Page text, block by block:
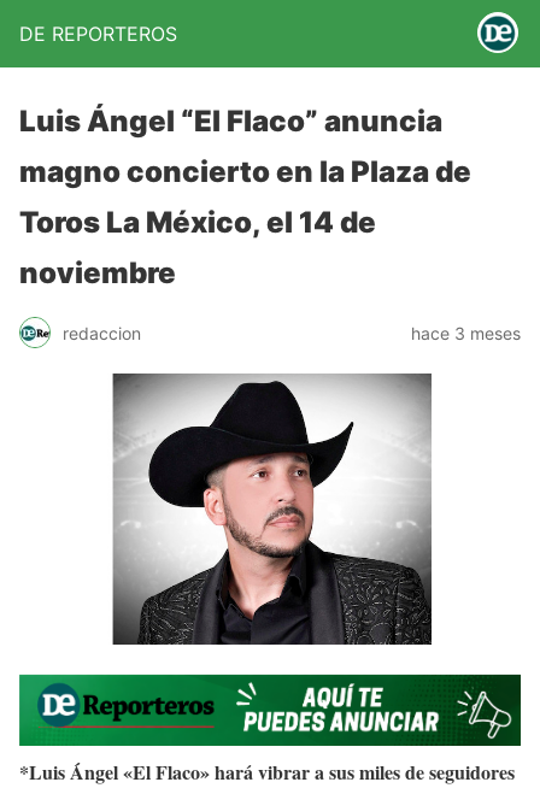
DE REPORTEROS
Luis Ángel “El Flaco” anuncia
magno concierto en la Plaza de
Toros La México, el 14 de
noviembre
redaccion hace 3 meses
*Luis Ángel «El Flaco» hará vibrar a sus miles de seguidores